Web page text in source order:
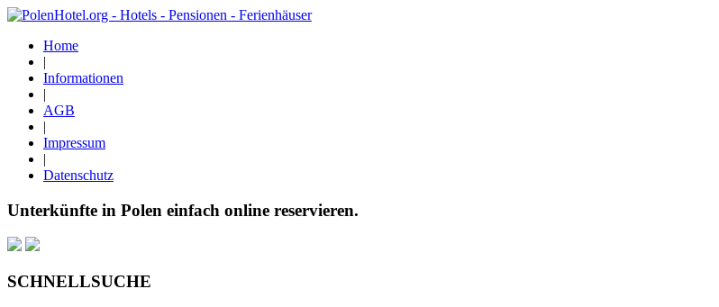
Home
|
Informationen
|
AGB
|
Impressum
|
Datenschutz
Unterkünfte in Polen einfach online reservieren.
SCHNELLSUCHE